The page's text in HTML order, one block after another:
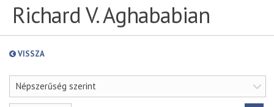
Richard V. Aghababian
VISSZA
Népszerűség szerint
Akciók
Előkészületben
Top 10